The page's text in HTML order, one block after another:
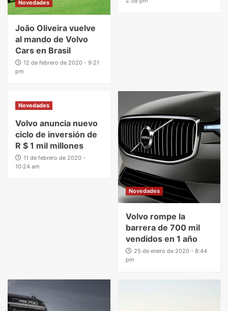
Novedades
João Oliveira vuelve
al mando de Volvo
Cars en Brasil
12 de febrero de 2020 - 9:21
pm
Novedades
Volvo anuncia nuevo
ciclo de inversión de
R $ 1 mil millones
11 de febrero de 2020 -
10:24 am
Novedades
Volvo rompe la
barrera de 700 mil
vendidos en 1 año
25 de enero de 2020 - 8:44
pm